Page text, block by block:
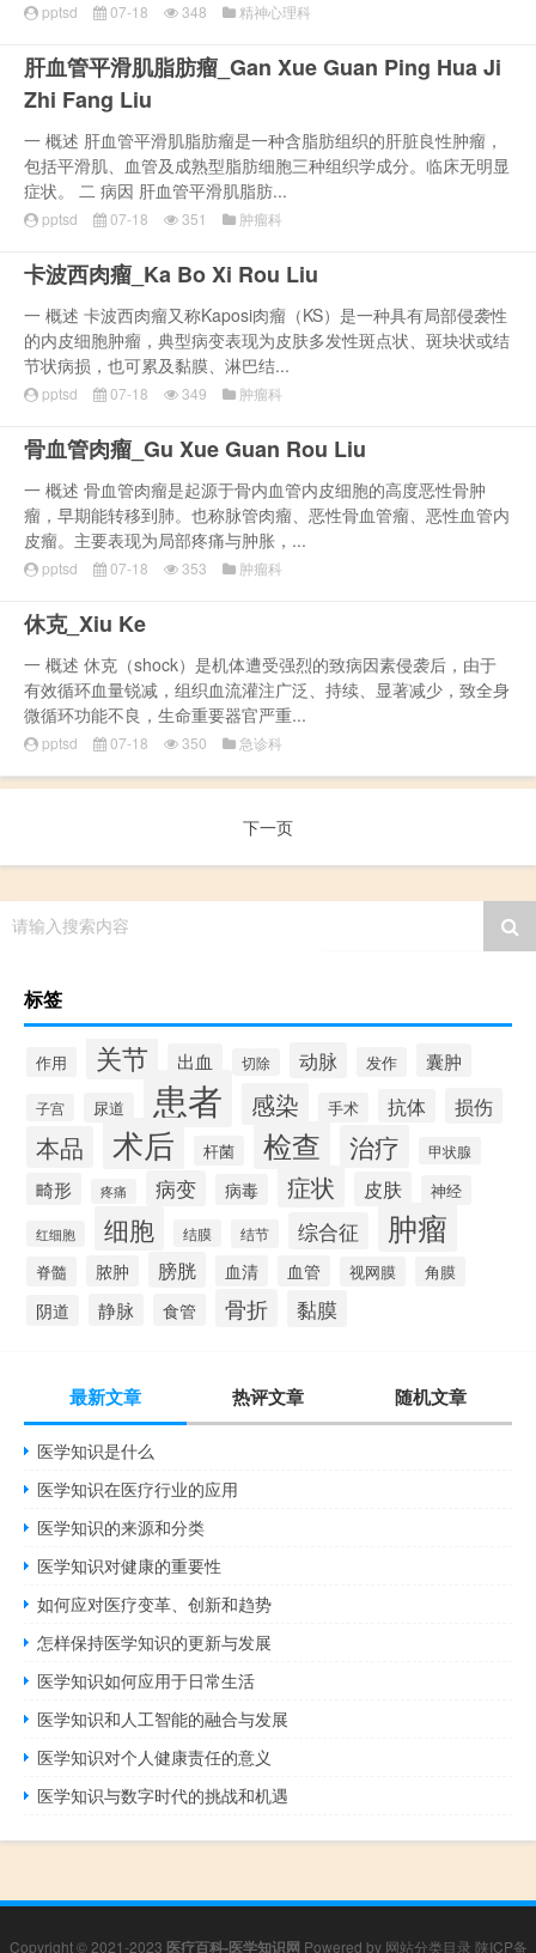
pptsd 07-18 348 精神心理科
肝血管平滑肌脂肪瘤_Gan Xue Guan Ping Hua Ji
Zhi Fang Liu
一 概述 肝血管平滑肌脂肪瘤是一种含脂肪组织的肝脏良性肿瘤，
包括平滑肌、血管及成熟型脂肪细胞三种组织学成分。临床无明显
症状。 二 病因 肝血管平滑肌脂肪...
pptsd 07-18 351 肿瘤科
卡波西肉瘤_Ka Bo Xi Rou Liu
一 概述 卡波西肉瘤又称Kaposi肉瘤（KS）是一种具有局部侵袭性
的内皮细胞肿瘤，典型病变表现为皮肤多发性斑点状、斑块状或结
节状病损，也可累及黏膜、淋巴结...
pptsd 07-18 349 肿瘤科
骨血管肉瘤_Gu Xue Guan Rou Liu
一 概述 骨血管肉瘤是起源于骨内血管内皮细胞的高度恶性骨肿
瘤，早期能转移到肺。也称脉管肉瘤、恶性骨血管瘤、恶性血管内
皮瘤。主要表现为局部疼痛与肿胀，...
pptsd 07-18 353 肿瘤科
休克_Xiu Ke
一 概述 休克（shock）是机体遭受强烈的致病因素侵袭后，由于
有效循环血量锐减，组织血流灌注广泛、持续、显著减少，致全身
微循环功能不良，生命重要器官严重...
pptsd 07-18 350 急诊科
下一页
请输入搜索内容
标签
作用 关节 出血 切除 动脉 发作 囊肿
子宫 尿道 患者 感染 手术 抗体 损伤
本品 术后 杆菌 检查 治疗 甲状腺
畸形 疼痛 病变 病毒 症状 皮肤 神经
红细胞 细胞 结膜 结节 综合征 肿瘤
脊髓 脓肿 膀胱 血清 血管 视网膜 角膜
阴道 静脉 食管 骨折 黏膜
最新文章 热评文章 随机文章
医学知识是什么
医学知识在医疗行业的应用
医学知识的来源和分类
医学知识对健康的重要性
如何应对医疗变革、创新和趋势
怎样保持医学知识的更新与发展
医学知识如何应用于日常生活
医学知识和人工智能的融合与发展
医学知识对个人健康责任的意义
医学知识与数字时代的挑战和机遇
Copyright © 2021-2023 医疗百科-医学知识网 Powered by 网站分类目录 陕ICP备